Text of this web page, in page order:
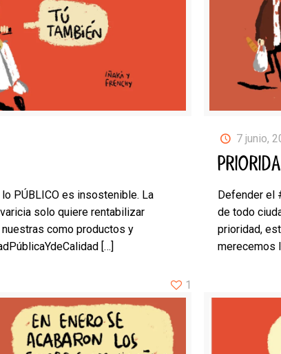
PÚBLICO es insostenible. La
solo quiere rentabilizar
como productos y
[…]
7 junio,
Defender el
de todo
prioridad,
merecemos
1